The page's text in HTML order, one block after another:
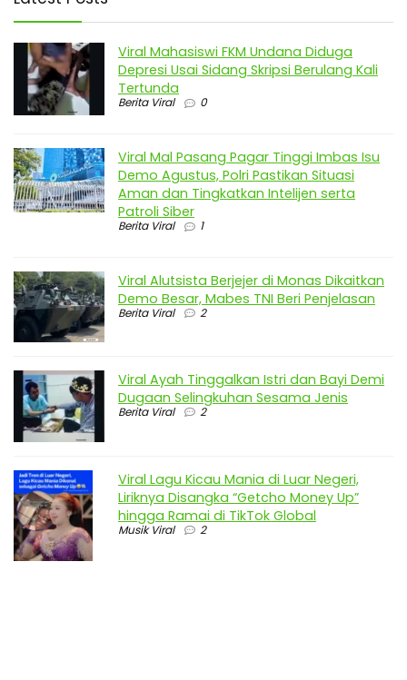
Viral Mahasiswi FKM Undana Diduga
Depresi Usai Sidang Skripsi Berulang Kali
Tertunda
Berita Viral 0
Viral Mal Pasang Pagar Tinggi Imbas Isu
Demo Agustus, Polri Pastikan Situasi
Aman dan Tingkatkan Intelijen serta
Patroli Siber
Berita Viral 1
Viral Alutsista Berjejer di Monas Dikaitkan
Demo Besar, Mabes TNI Beri Penjelasan
Berita Viral 2
Viral Ayah Tinggalkan Istri dan Bayi Demi
Dugaan Selingkuhan Sesama Jenis
Berita Viral 2
Viral Lagu Kicau Mania di Luar Negeri,
Liriknya Disangka “Getcho Money Up”
hingga Ramai di TikTok Global
Musik Viral 2